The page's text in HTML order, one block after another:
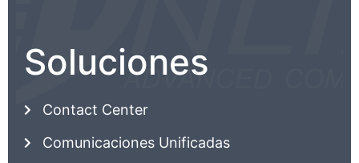
Soluciones
Contact Center
Comunicaciones Unificadas